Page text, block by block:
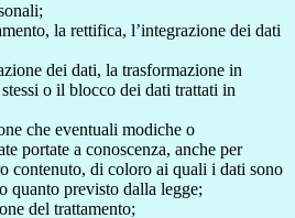
la rettifica, l’integrazione dei dati
dei dati, la trasformazione in
o il blocco dei dati trattati in
che eventuali modiche o
portate a conoscenza, anche per
contenuto, di coloro ai quali i dati sono
quanto previsto dalla legge;
del trattamento;